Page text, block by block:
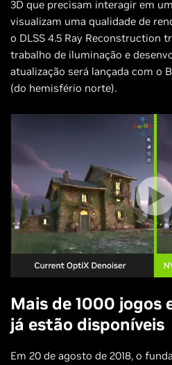
3D que precisam interagir em
visualizam uma qualidade de
o DLSS 4.5 Ray Reconstruction
trabalho de iluminação e
atualização será lançada com o
(do hemisfério norte).
Mais de 1000 jogos
já estão disponíveis
Em 20 de agosto de 2018, o